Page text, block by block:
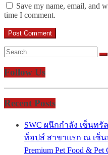
Save my name, email, and
time I comment.
Follow Us
Recent Posts
SWC ผนึกกำลัง เซ็นทรัล
ท็อปส์ สาขาแรก ณ เซ็
Premium Pet Food &